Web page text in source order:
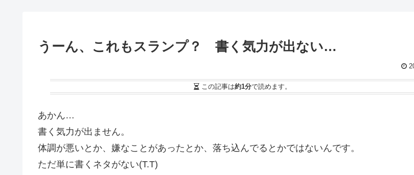
うーん、これもスランプ？ 書く気力が出ない…
この記事は約1分で読めます。
あかん…
書く気力が出ません。
体調が悪いとか、嫌なことがあったとか、落ち込んでるとかではないんです。
ただ単に書くネタがない(T.T)